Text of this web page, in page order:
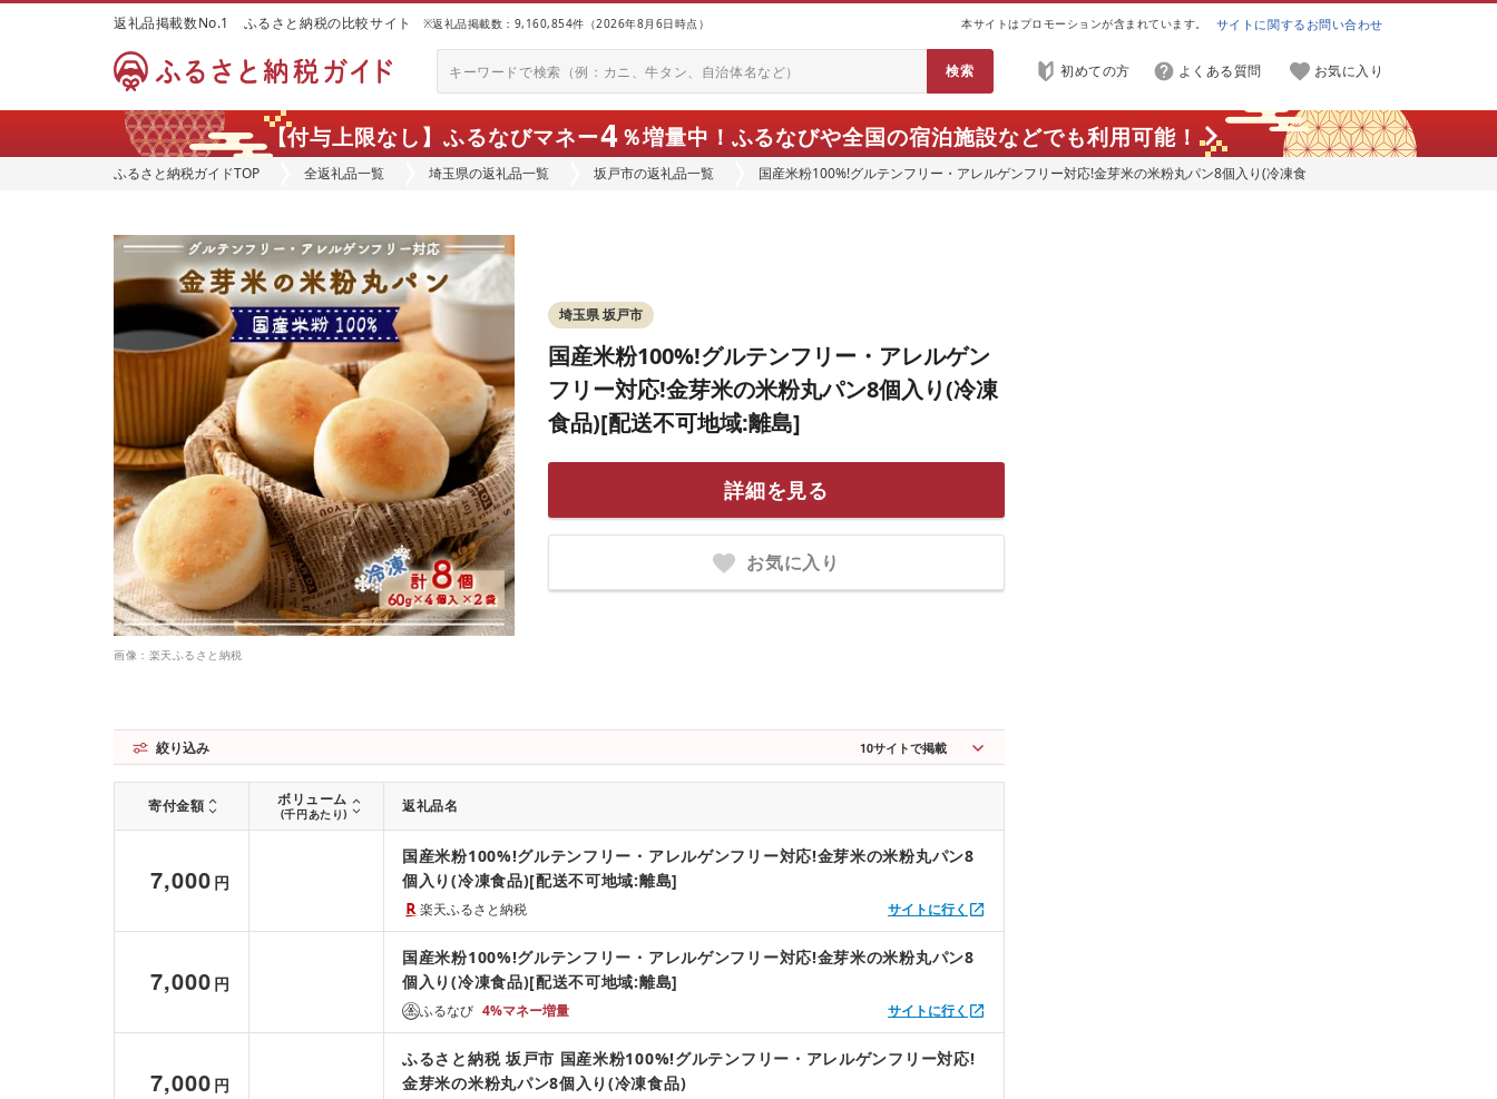
返礼品掲載数No.1 ふるさと納税の比較サイト ※返礼品掲載数：9,160,854件（2026年8月6日時点） 本サイトはプロモーションが含まれています。 サイトに関するお問い合わせ
初めての方 よくある質問 お気に入り
【付与上限なし】ふるなびマネー4％増量中！ ふるなびや全国の宿泊施設などでも利用可能！
ふるさと納税ガイドTOP 全返礼品一覧 埼玉県の返礼品一覧 坂戸市の返礼品一覧
国産米粉100%!グルテンフリー・アレルゲンフリー対応!金芽米の米粉丸パン8個入り(冷凍食
画像：楽天ふるさと納税
埼玉県 坂戸市
国産米粉100%!グルテンフリー・アレルゲン
フリー対応!金芽米の米粉丸パン8個入り(冷凍
食品)[配送不可地域:離島]
詳細を見る
お気に入り
絞り込み 10サイトで掲載
寄付金額 ボリューム
(千円あたり) 返礼品名
7,000 円
楽天ふるさと納税
国産米粉100%!グルテンフリー・アレルゲンフリー対応!金芽米の米粉丸パン8
個入り(冷凍食品)[配送不可地域:離島]
サイトに行く
7,000 円
ふるなび
国産米粉100%!グルテンフリー・アレルゲンフリー対応!金芽米の米粉丸パン8
個入り(冷凍食品)[配送不可地域:離島]
4%マネー増量 サイトに行く
7,000 円
ふるさと納税 坂戸市 国産米粉100%!グルテンフリー・アレルゲンフリー対応!
金芽米の米粉丸パン8個入り(冷凍食品)